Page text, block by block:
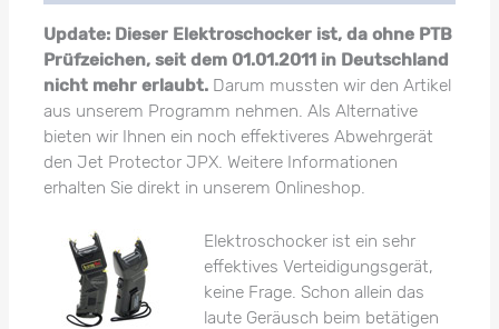
Update: Dieser Elektroschocker ist, da ohne PTB
Prüfzeichen, seit dem 01.01.2011 in Deutschland
nicht mehr erlaubt. Darum mussten wir den Artikel
aus unserem Programm nehmen. Als Alternative
bieten wir Ihnen ein noch effektiveres Abwehrgerät
den Jet Protector JPX. Weitere Informationen
erhalten Sie direkt in unserem Onlineshop.
Elektroschocker ist ein sehr
effektives Verteidigungsgerät,
keine Frage. Schon allein das
laute Geräusch beim betätigen